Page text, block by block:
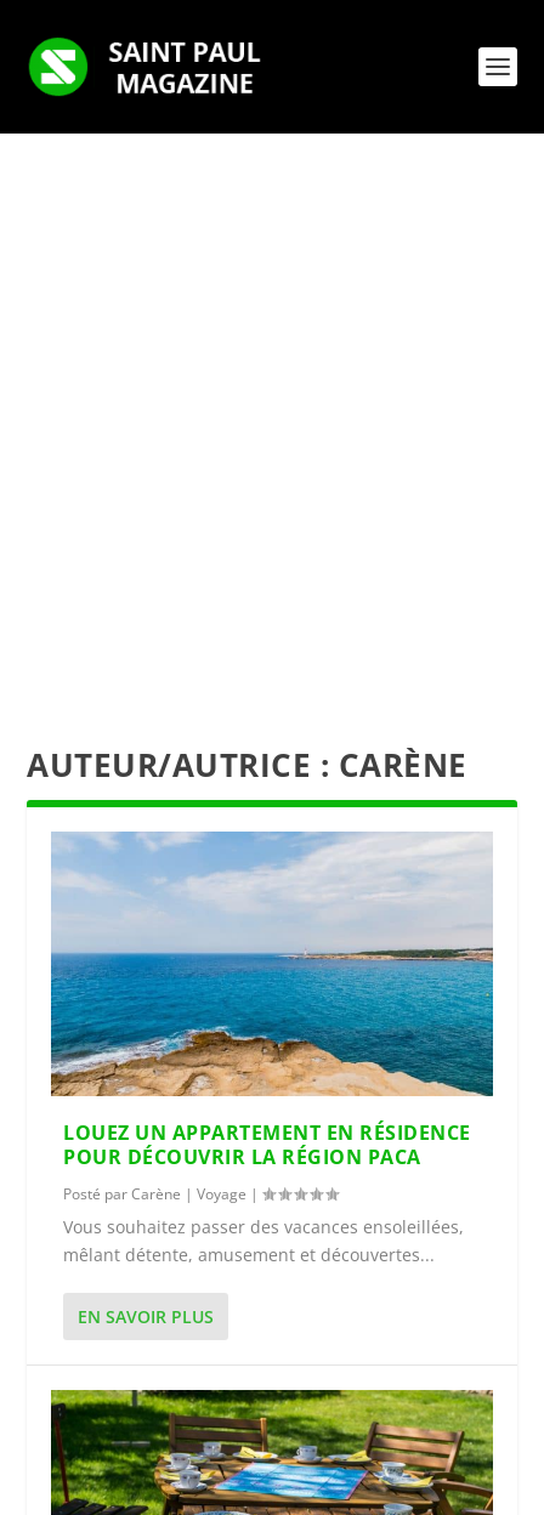
AUTEUR/AUTRICE : CARÈNE
LOUEZ UN APPARTEMENT EN RÉSIDENCE
POUR DÉCOUVRIR LA RÉGION PACA
Posté parCarène |Voyage |
Vous souhaitez passer des vacances ensoleillées,
mêlant détente, amusement et découvertes...
EN SAVOIR PLUS